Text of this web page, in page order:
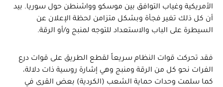
الأمريكية وغياب التوافق بين موسكو وواشنطن حول سوريا. بيد
أن كل ذلك تغير فجأة وبشكل متزامن لحظة الإعلان عن
السيطرة على الباب والاستعداد للتوجه لمنبج و/أو الرقة.
فقد تحركت قوات النظام سريعاً لقطع الطريق على قوات درع
الفرات نحو كل من الرقة ومنبج وهي إشارة روسية ذات دلالة،
كما سلمت وحدات حماية الشعب (الكردية) بعض القرى في